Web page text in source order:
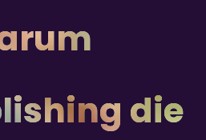
die